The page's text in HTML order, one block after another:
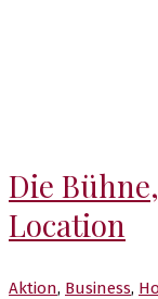
Die
Location
Aktion, Business,